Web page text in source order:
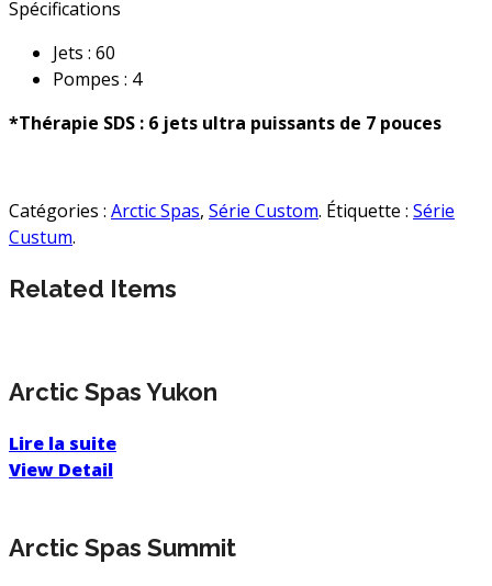
Spécifications
Jets : 60
Pompes : 4
*Thérapie SDS : 6 jets ultra puissants de 7 pouces
Catégories : Arctic Spas, Série Custom. Étiquette : Série
Custum.
Related Items
Arctic Spas Yukon
Lire la suite
View Detail
Arctic Spas Summit